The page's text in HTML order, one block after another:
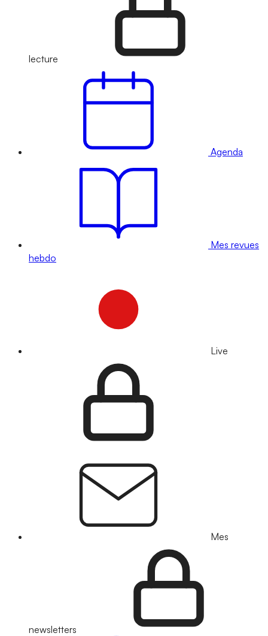
lecture
Agenda
Mes revues
hebdo
Live
Mes
newsletters